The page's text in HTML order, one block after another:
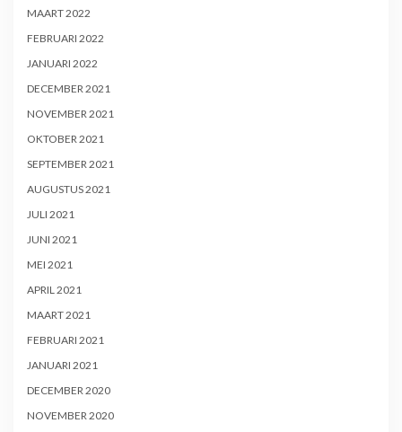
MAART 2022
FEBRUARI 2022
JANUARI 2022
DECEMBER 2021
NOVEMBER 2021
OKTOBER 2021
SEPTEMBER 2021
AUGUSTUS 2021
JULI 2021
JUNI 2021
MEI 2021
APRIL 2021
MAART 2021
FEBRUARI 2021
JANUARI 2021
DECEMBER 2020
NOVEMBER 2020